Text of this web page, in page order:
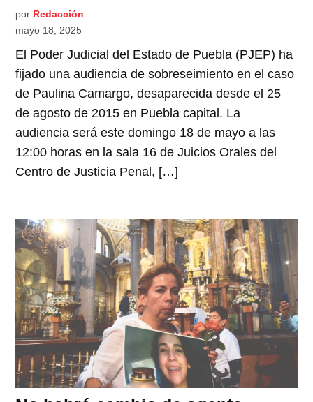
por Redacción
mayo 18, 2025
El Poder Judicial del Estado de Puebla (PJEP) ha
fijado una audiencia de sobreseimiento en el caso
de Paulina Camargo, desaparecida desde el 25
de agosto de 2015 en Puebla capital. La
audiencia será este domingo 18 de mayo a las
12:00 horas en la sala 16 de Juicios Orales del
Centro de Justicia Penal, […]